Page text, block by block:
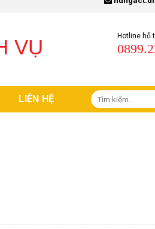
VỤ
Hotline hỗ
LIÊN HỆ
Tìm
kiếm: